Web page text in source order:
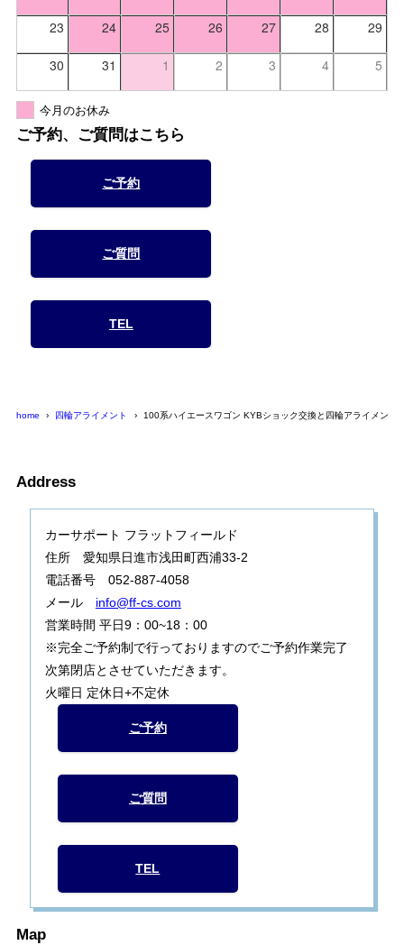
23 24 25 26 27 28 29
30 31 1 2 3 4 5
今月のお休み
ご予約、ご質問はこちら
ご予約
ご質問
TEL
home 四輪アライメント 100系ハイエースワゴン KYBショック交換と四輪アライメント
Address
カーサポート フラットフィールド
住所 愛知県日進市浅田町西浦33-2
電話番号 052-887-4058
メール info@ff-cs.com
営業時間 平日9：00~18：00
※完全ご予約制で行っておりますのでご予約作業完了
次第閉店とさせていただきます。
火曜日 定休日+不定休
ご予約
ご質問
TEL
Map